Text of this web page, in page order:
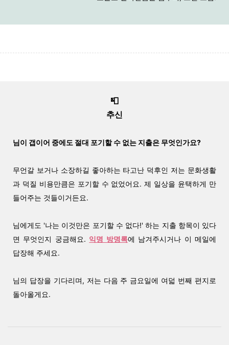
📮
추신
님이 갭이어 중에도 절대 포기할 수 없는 지출은 무엇인가요?
무언갈 보거나 소장하길 좋아하는 타고난 덕후인 저는 문화생활
과 덕질 비용만큼은 포기할 수 없었어요. 제 일상을 윤택하게 만
들어주는 것들이거든요.
님에게도 '나는 이것만은 포기할 수 없다!' 하는 지출 항목이 있다
면 무엇인지 궁금해요. 익명 방명록에 남겨주시거나 이 메일에
답장해 주세요.
님의 답장을 기다리며, 저는 다음 주 금요일에 여덟 번째 편지로
돌아올게요.